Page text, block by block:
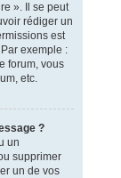
». Il se peut
rédiger un
est
exemple :
forum, vous
etc.
?
un
supprimer
un de vos